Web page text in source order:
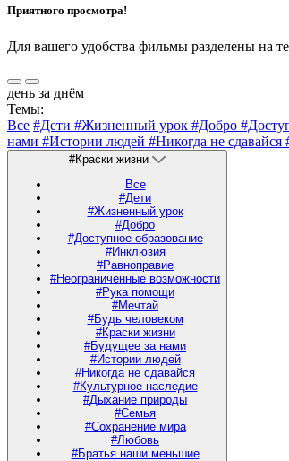
Приятного просмотра!
Для вашего удобства фильмы разделены на
день за днём
Темы:
Все #Дети #Жизненный урок #Добро
нами #Истории людей #Никогда не сдавайся
#Краски жизни
Все
#Дети
#Жизненный урок
#Добро
#Доступное образование
#Инклюзия
#Равноправие
#Неограниченные возможности
#Рука помощи
#Мечтай
#Будь человеком
#Краски жизни
#Будущее за нами
#Истории людей
#Никогда не сдавайся
#Культурное наследие
#Дыхание природы
#Семья
#Сохранение мира
#Любовь
#Братья наши меньшие